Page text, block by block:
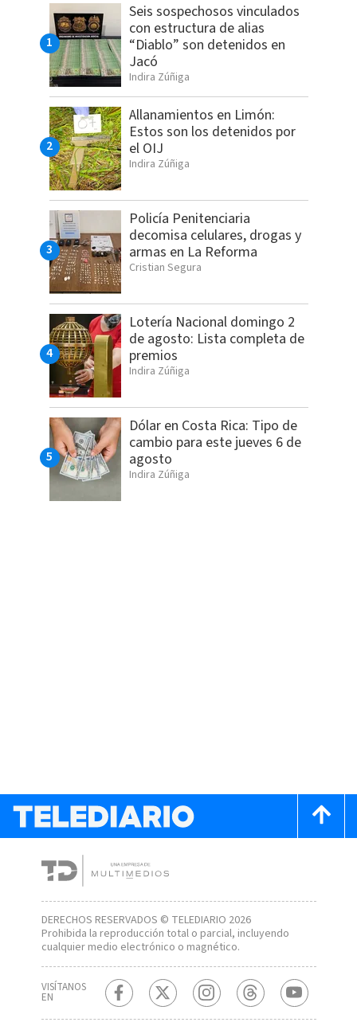
Seis sospechosos vinculados
con estructura de alias
“Diablo” son detenidos en
Jacó
Indira Zúñiga
Allanamientos en Limón:
Estos son los detenidos por
el OIJ
Indira Zúñiga
Policía Penitenciaria
decomisa celulares, drogas y
armas en La Reforma
Cristian Segura
Lotería Nacional domingo 2
de agosto: Lista completa de
premios
Indira Zúñiga
Dólar en Costa Rica: Tipo de
cambio para este jueves 6 de
agosto
Indira Zúñiga
DERECHOS RESERVADOS © TELEDIARIO 2026
Prohibida la reproducción total o parcial, incluyendo
cualquier medio electrónico o magnético.
VISÍTANOS
EN